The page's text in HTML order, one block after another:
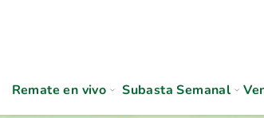
Remate en vivo Subasta Semanal